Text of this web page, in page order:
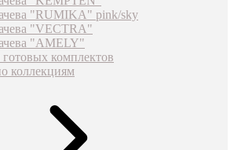
"RUMIKA" pink/sky
"VECTRA"
"AMELY"
комплектов
коллекциям